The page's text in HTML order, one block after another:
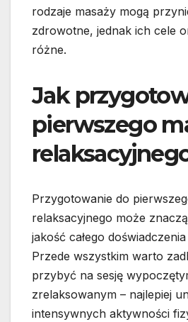
rodzaje masaży mogą
zdrowotne, jednak ich cele
różne.
Jak
pierwszego
Przygotowanie do
relaksacyjnego może
jakość całego
Przede wszystkim warto
przybyć na sesję
zrelaksowanym – najlepiej
intensywnych aktywności